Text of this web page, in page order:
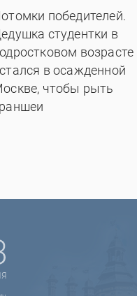
победителей.
студентки в
возрасте
в осажденной
чтобы рыть